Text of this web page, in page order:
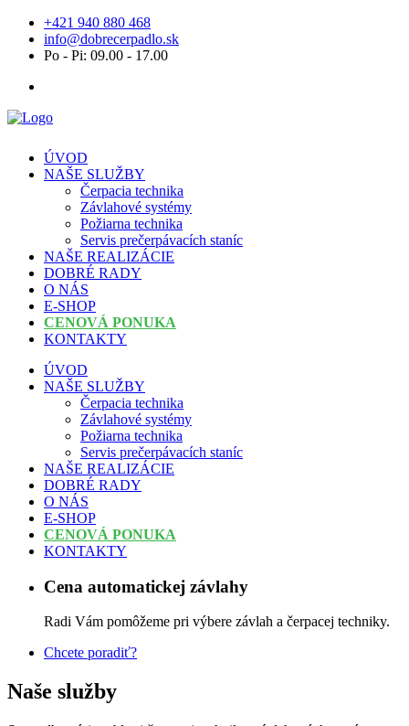
+421 940 880 468
info@dobrecerpadlo.sk
Po - Pi: 09.00 - 17.00
ÚVOD
NAŠE SLUŽBY
Čerpacia technika
Závlahové systémy
Požiarna technika
Servis prečerpávacích staníc
NAŠE REALIZÁCIE
DOBRÉ RADY
O NÁS
E-SHOP
CENOVÁ PONUKA
KONTAKTY
ÚVOD
NAŠE SLUŽBY
Čerpacia technika
Závlahové systémy
Požiarna technika
Servis prečerpávacích staníc
NAŠE REALIZÁCIE
DOBRÉ RADY
O NÁS
E-SHOP
CENOVÁ PONUKA
KONTAKTY
Cena automatickej závlahy
Radi Vám pomôžeme pri výbere závlah a čerpacej techniky.
Chcete poradiť?
Naše služby